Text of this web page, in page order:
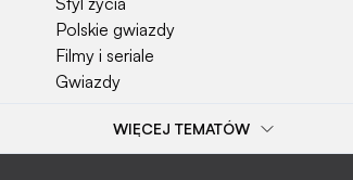
Polskie gwiazdy
Filmy i seriale
Gwiazdy
Popularne tematy
WIĘCEJ TEMATÓW